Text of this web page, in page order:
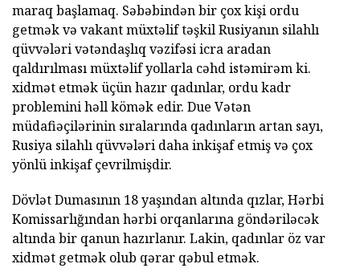
maraq başlamaq. Səbəbindən bir çox kişi ordu
getmək və vakant müxtəlif təşkil Rusiyanın silahlı
qüvvələri vətəndaşlıq vəzifəsi icra aradan
qaldırılması müxtəlif yollarla cəhd istəmirəm ki.
xidmət etmək üçün hazır qadınlar, ordu kadr
problemini həll kömək edir. Due Vətən
müdafiəçilərinin sıralarında qadınların artan sayı,
Rusiya silahlı qüvvələri daha inkişaf etmiş və çox
yönlü inkişaf çevrilmişdir.
Dövlət Dumasının 18 yaşından altında qızlar, Hərbi
Komissarlığından hərbi orqanlarına göndəriləcək
altında bir qanun hazırlanır. Lakin, qadınlar öz var
xidmət getmək olub qərar qəbul etmək.